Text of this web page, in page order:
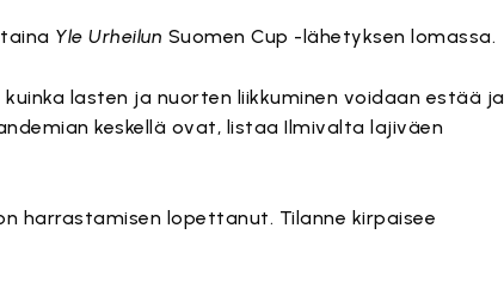
Yle Urheilun Suomen Cup -lähetyksen lomassa.
lasten ja nuorten liikkuminen voidaan estää ja
keskellä ovat, listaa Ilmivalta lajiväen
harrastamisen lopettanut. Tilanne kirpaisee